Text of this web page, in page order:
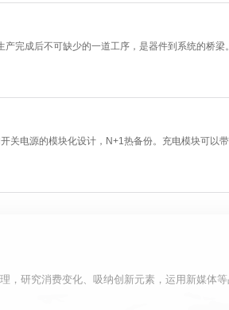
产完成后不可缺少的一道工序，是器件到系统的桥梁
关电源的模块化设计，N+1热备份。充电模块可以
，研究消费变化、吸纳创新元素，运用新媒体